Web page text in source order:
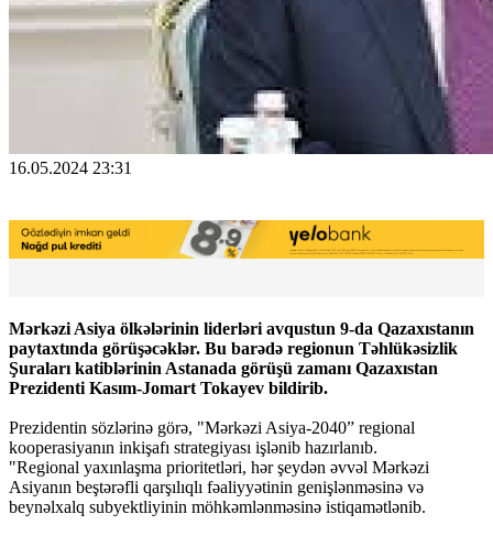
16.05.2024 23:31
Mərkəzi Asiya ölkələrinin liderləri avqustun 9-da Qazaxıstanın
paytaxtında görüşəcəklər. Bu barədə regionun Təhlükəsizlik
Şuraları katiblərinin Astanada görüşü zamanı Qazaxıstan
Prezidenti Kasım-Jomart Tokayev bildirib.
Prezidentin sözlərinə görə, "Mərkəzi Asiya-2040” regional
kooperasiyanın inkişafı strategiyası işlənib hazırlanıb.
"Regional yaxınlaşma prioritetləri, hər şeydən əvvəl Mərkəzi
Asiyanın beştərəfli qarşılıqlı fəaliyyətinin genişlənməsinə və
beynəlxalq subyektliyinin möhkəmlənməsinə istiqamətlənib.